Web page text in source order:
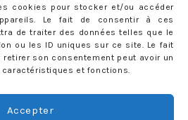
cookies pour stocker et/ou accéder
Le fait de consentir à ces
de traiter des données telles que le
ou les ID uniques sur ce site. Le fait
son consentement peut avoir un
et fonctions.
Accepter